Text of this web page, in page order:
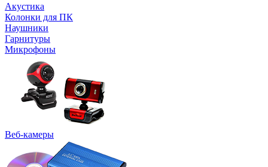
Акустика
Колонки для ПК
Наушники
Гарнитуры
Микрофоны
Веб-камеры